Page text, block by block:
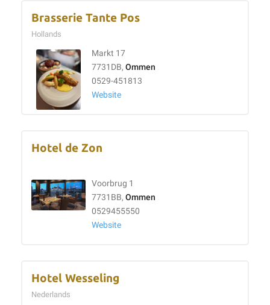
Brasserie Tante Pos
Hollands
Markt 17
7731DB, Ommen
0529-451813
Website
Hotel de Zon
Voorbrug 1
7731BB, Ommen
0529455550
Website
Hotel Wesseling
Nederlands